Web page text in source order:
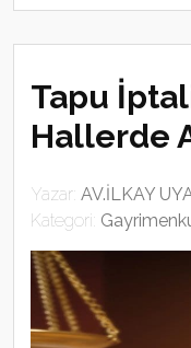
Tapu
Hallerde
Yazar: AV.İLKAY
Kategori: